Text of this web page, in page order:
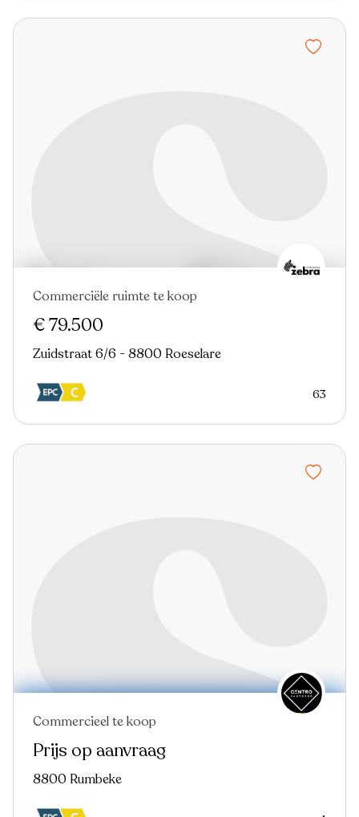
Commerciële ruimte te koop
€ 79.500
Zuidstraat 6/6 - 8800 Roeselare
63
Commercieel te koop
Prijs op aanvraag
8800 Rumbeke